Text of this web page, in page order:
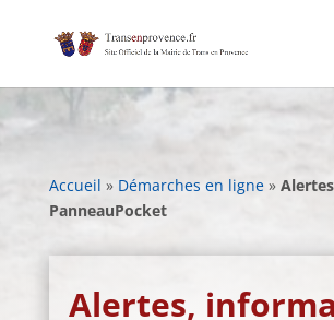
content
Accueil » Démarches en ligne»
PanneauPocket
Alertes,